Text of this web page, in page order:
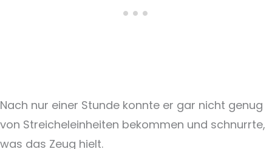
Nach nur einer Stunde konnte er gar nicht genug
von Streicheleinheiten bekommen und schnurrte,
was das Zeug hielt.